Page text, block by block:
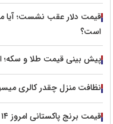
است؟
پیش‌ بینی قیمت طلا و سکه؛ احتمال
نظافت منزل چقدر کالری